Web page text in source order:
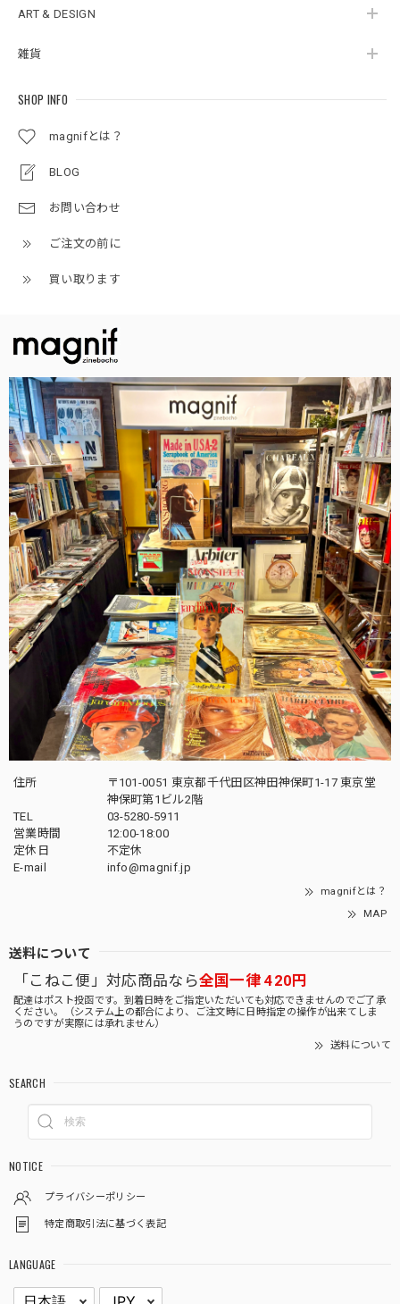
ART & DESIGN
雑貨
SHOP INFO
magnifとは？
BLOG
お問い合わせ
ご注文の前に
買い取ります
住所
〒101-0051 東京都千代田区神田神保町1-17 東京堂
神保町第1ビル2階
TEL
03-5280-5911
営業時間
12:00-18:00
定休日
不定休
E-mail
info@magnif.jp
magnifとは？
MAP
送料について
「こねこ便」対応商品なら全国一律 420円
配達はポスト投函です。到着日時をご指定いただいても対応できませんのでご了承
ください。（システム上の都合により、ご注文時に日時指定の操作が出来てしま
うのですが実際には承れません）
送料について
SEARCH
NOTICE
プライバシーポリシー
特定商取引法に基づく表記
LANGUAGE